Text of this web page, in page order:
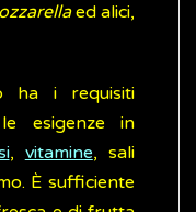
ed alici,
ha i requisiti
esigenze in
, vitamine, sali
È sufficiente